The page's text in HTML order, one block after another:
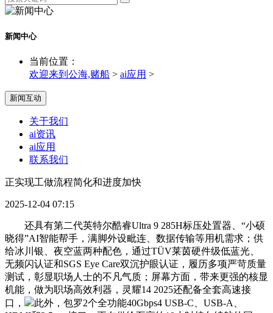
新闻中心
当前位置：
欢迎来到公海,赌船 > ai应用 >
新闻互动
关于我们
ai资讯
ai应用
联系我们
正实现工做流程简化和进度加快
2025-12-04 07:15
还具有第二代英特尔酷睿Ultra 9 285H标压处置器、“小硕
晓得”AI智能帮手，满脚外设毗连、数据传输等用机需求；供
给冰川银、夜空蓝两种配色，通过TÜV莱茵硬件级低蓝光、
无频闪认证和SGS Eye Care双沉护眼认证，履历多项严苛质量
测试，彰显职场人士的不凡气质；屏幕方面，带来更强的核显
机能，做为职场高效利器，灵耀14 2025还配备全套高速接
口，
此外，包罗2个全功能40Gbps4 USB-C、USB-A、